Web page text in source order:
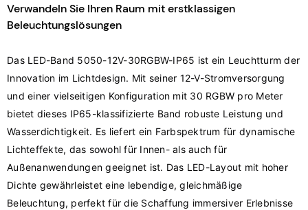
Verwandeln Sie Ihren Raum mit erstklassigen
Beleuchtungslösungen
Das LED-Band 5050-12V-30RGBW-IP65 ist ein Leuchtturm der
Innovation im Lichtdesign. Mit seiner 12-V-Stromversorgung
und einer vielseitigen Konfiguration mit 30 RGBW pro Meter
bietet dieses IP65-klassifizierte Band robuste Leistung und
Wasserdichtigkeit. Es liefert ein Farbspektrum für dynamische
Lichteffekte, das sowohl für Innen- als auch für
Außenanwendungen geeignet ist. Das LED-Layout mit hoher
Dichte gewährleistet eine lebendige, gleichmäßige
Beleuchtung, perfekt für die Schaffung immersiver Erlebnisse